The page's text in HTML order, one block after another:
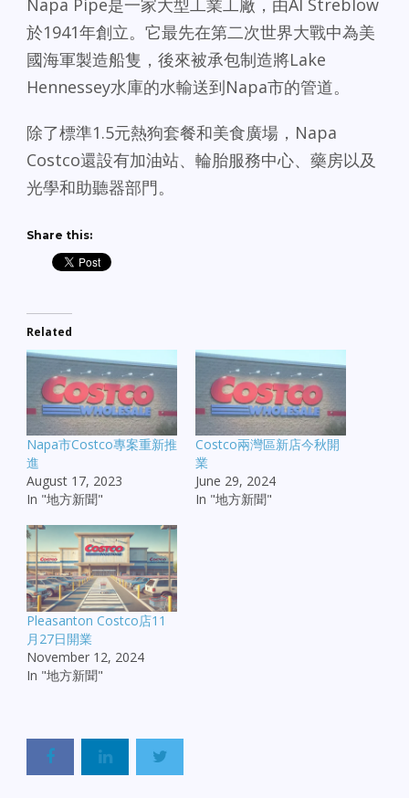
Napa Pipe是一家大型工業工廠，由Al Streblow
於1941年創立。它最先在第二次世界大戰中為美
國海軍製造船隻，後來被承包制造將Lake
Hennessey水庫的水輸送到Napa市的管道。
除了標準1.5元熱狗套餐和美食廣場，Napa
Costco還設有加油站、輪胎服務中心、藥房以及
光學和助聽器部門。
Share this:
Related
Napa市Costco專案重新推
進
August 17, 2023
In "地方新聞"
Costco兩灣區新店今秋開
業
June 29, 2024
In "地方新聞"
Pleasanton Costco店11
月27日開業
November 12, 2024
In "地方新聞"